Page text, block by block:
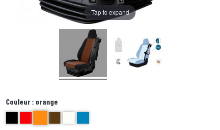
Tap to expand
Couleur : orange
orange